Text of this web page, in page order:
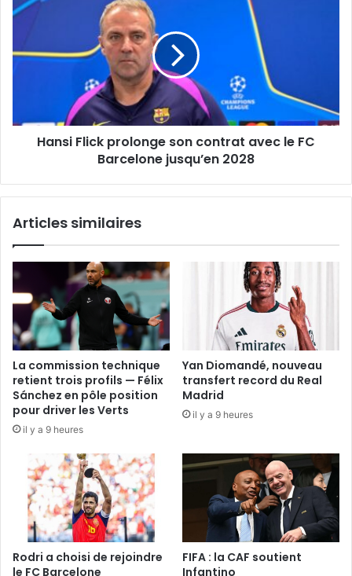
Flick
contrat
Barcelone
jusqu’enHansi Flick prolonge son contrat avec le FC
Barcelone jusqu’en 2028
Articles similaires
La commission technique
retient trois profils — Félix
Sánchez en pôle position
pour driver les Verts
il y a 9 heures
Yan Diomandé, nouveau
transfert record du Real
Madrid
il y a 9 heures
Rodri a choisi de rejoindre
le FC Barcelone
FIFA : la CAF soutient
Infantino